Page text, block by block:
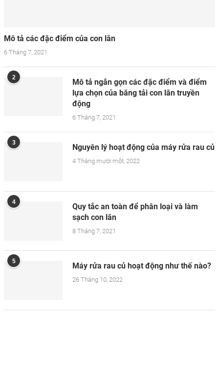
Mô tả các đặc điểm của con lăn
6 Tháng 7, 2021
2
Mô tả ngắn gọn các đặc điểm và điểm
lựa chọn của băng tải con lăn truyền
động
6 Tháng 7, 2021
3 Nguyên lý hoạt động của máy rửa rau củ
4 Tháng mười một, 2022
4
Quy tắc an toàn để phân loại và làm
sạch con lăn
8 Tháng 7, 2021
5 Máy rửa rau củ hoạt động như thế nào?
26 Tháng 10, 2022